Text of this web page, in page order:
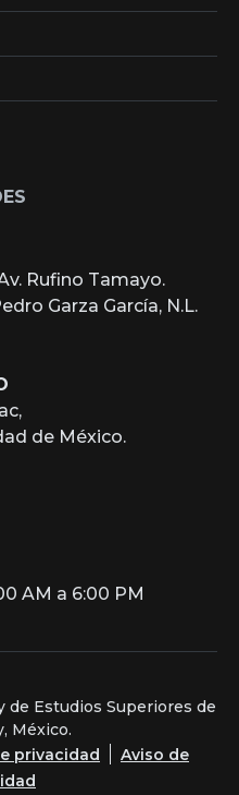
Rufino Tamayo.
Garza García, N.L.
de México.
AM a 6:00 PM
Estudios Superiores de
México.
privacidad
Aviso de